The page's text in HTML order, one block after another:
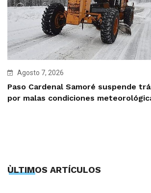
Agosto 7, 2026
Paso Cardenal Samoré suspende
por malas condiciones
ÙLTIMOS ARTÍCULOS